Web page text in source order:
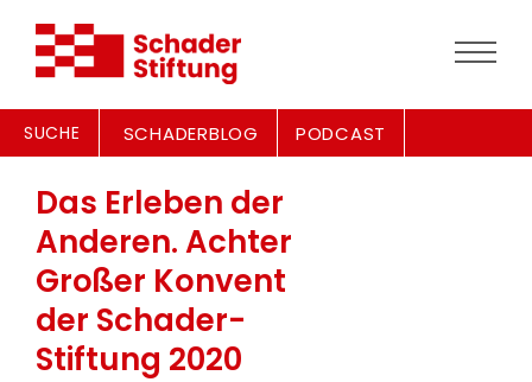
SUCHE SCHADERBLOG PODCAST
Das Erleben der
Anderen. Achter
Großer Konvent
der Schader-
Stiftung 2020